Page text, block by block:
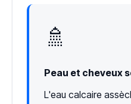
🚿
Peau et cheveux
L'eau calcaire